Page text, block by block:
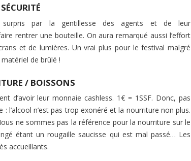
SÉCURITÉ
surpris par la gentillesse des agents et de leur
rentrer une bouteille. On aura remarqué aussi l’effort
et de lumières. Un vrai plus pour le festival malgré
de brûlé !
/ BOISSONS
d’avoir leur monnaie cashless. 1€ = 1SSF. Donc, pas
l’alcool n’est pas trop exonéré et la nourriture non plus.
ne sommes pas la référence pour la nourriture sur le
étant un rougaille saucisse qui est mal passé… Les
accueillants.